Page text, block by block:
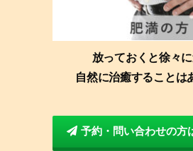
放っておくと徐々
自然に治癒することは
予約・問い合わせの方